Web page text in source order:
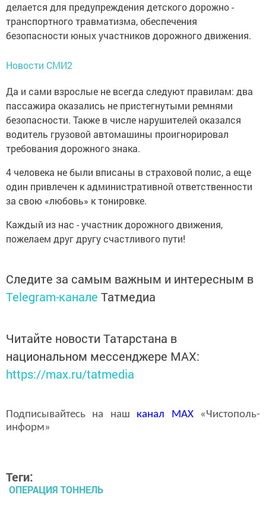
делается для предупреждения детского дорожно -
транспортного травматизма, обеспечения
безопасности юных участников дорожного движения.
Новости СМИ2
Да и сами взрослые не всегда следуют правилам: два
пассажира оказались не пристегнутыми ремнями
безопасности. Также в числе нарушителей оказался
водитель грузовой автомашины проигнорировал
требования дорожного знака.
4 человека не были вписаны в страховой полис, а еще
один привлечен к административной ответственности
за свою «любовь» к тонировке.
Каждый из нас - участник дорожного движения,
пожелаем друг другу счастливого пути!
Следите за самым важным и интересным в
Telegram-канале Татмедиа
Читайте новости Татарстана в
национальном мессенджере MАХ:
https://max.ru/tatmedia
Подписывайтесь на наш канал MAX«Чистополь-
информ»
Теги:
ОПЕРАЦИЯ ТОННЕЛЬ